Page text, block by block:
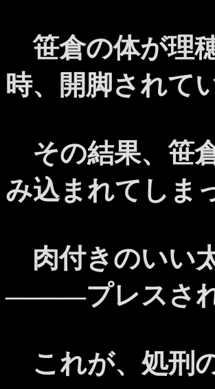
笹倉の体が理
時、開脚されて
その結果、笹
み込まれてしま
肉付きのいい
―――プレスされ
これが、処刑